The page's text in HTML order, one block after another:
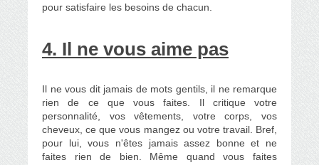
pour satisfaire les besoins de chacun.
4. Il ne vous aime pas
Il ne vous dit jamais de mots gentils, il ne remarque
rien de ce que vous faites. Il critique votre
personnalité, vos vêtements, votre corps, vos
cheveux, ce que vous mangez ou votre travail. Bref,
pour lui, vous n'êtes jamais assez bonne et ne
faites rien de bien. Même quand vous faites